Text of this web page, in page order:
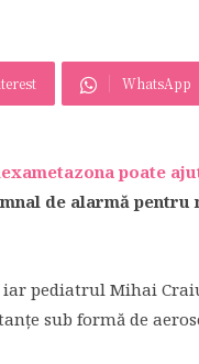
WhatsApp
poate
de alarmă pentru
iar pediatrul Mihai
sub formă de